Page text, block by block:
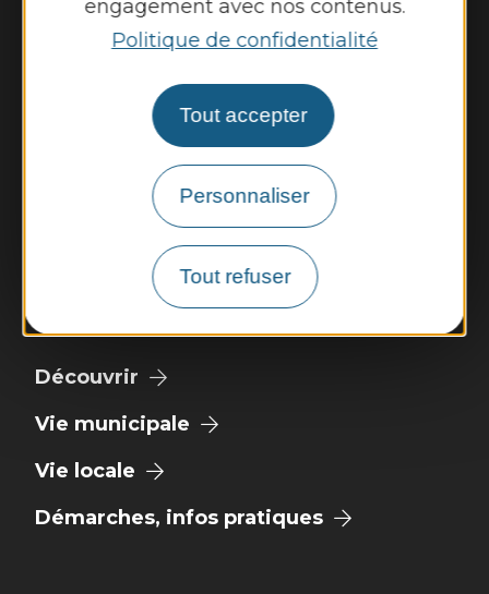
engagement avec nos contenus.
Politique de confidentialité
Tout accepter
Personnaliser
Tout refuser
Horaires d'ouverture :
Lundi : 9h - 12h
Mercredi : 9h - 12h
Jeudi : 9h - 12h et 14h - 17h
Vendredi : 9h - 12h
Nous contacter
Découvrir
Vie municipale
Vie locale
Démarches, infos pratiques